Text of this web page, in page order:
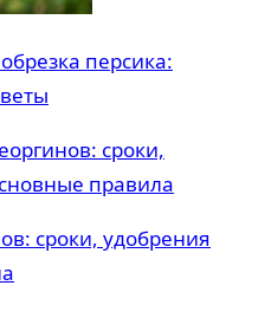
персика:
сроки, удобрения